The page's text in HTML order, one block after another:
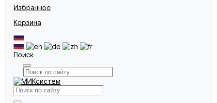
Избранное
Корзина
Поиск